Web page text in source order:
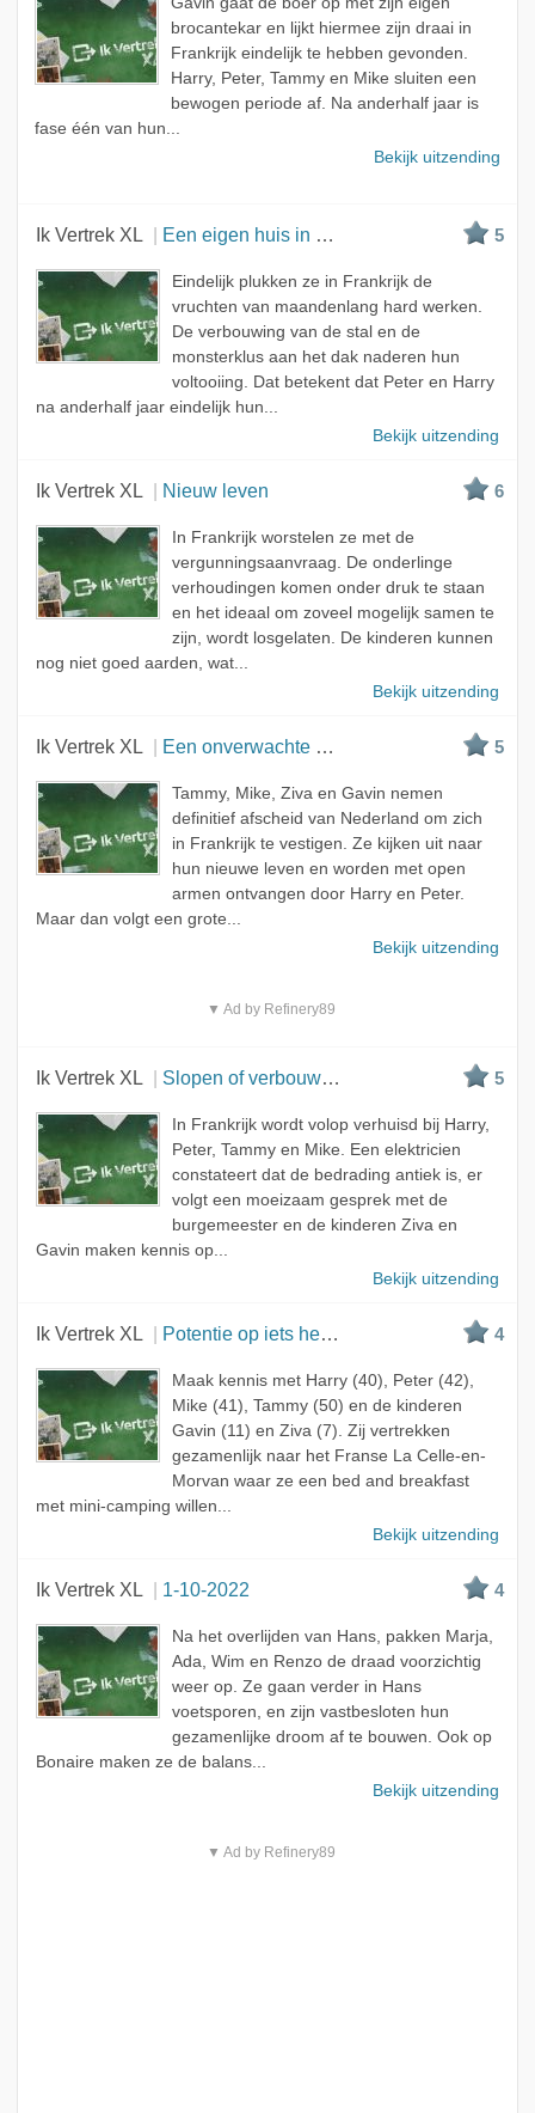
brocantekar en lijkt hiermee zijn draai in
Frankrijk eindelijk te hebben gevonden.
Harry, Peter, Tammy en Mike sluiten een
bewogen periode af. Na anderhalf jaar is
fase één van hun...
Bekijk uitzending
Ik Vertrek XL Een eigen huis in de stal 5
Eindelijk plukken ze in Frankrijk de
vruchten van maandenlang hard werken.
De verbouwing van de stal en de
monsterklus aan het dak naderen hun
voltooiing. Dat betekent dat Peter en Harry
na anderhalf jaar eindelijk hun...
Bekijk uitzending
Ik Vertrek XL Nieuw leven 6
In Frankrijk worstelen ze met de
vergunningsaanvraag. De onderlinge
verhoudingen komen onder druk te staan
en het ideaal om zoveel mogelijk samen te
zijn, wordt losgelaten. De kinderen kunnen
nog niet goed aarden, wat...
Bekijk uitzending
Ik Vertrek XL Een onverwachte wending 5
Tammy, Mike, Ziva en Gavin nemen
definitief afscheid van Nederland om zich
in Frankrijk te vestigen. Ze kijken uit naar
hun nieuwe leven en worden met open
armen ontvangen door Harry en Peter.
Maar dan volgt een grote...
Bekijk uitzending
▼ Ad by Refinery89
Ik Vertrek XL Slopen of verbouwen? 5
In Frankrijk wordt volop verhuisd bij Harry,
Peter, Tammy en Mike. Een elektricien
constateert dat de bedrading antiek is, er
volgt een moeizaam gesprek met de
burgemeester en de kinderen Ziva en
Gavin maken kennis op...
Bekijk uitzending
Ik Vertrek XL Potentie op iets heel moois 4
Maak kennis met Harry (40), Peter (42),
Mike (41), Tammy (50) en de kinderen
Gavin (11) en Ziva (7). Zij vertrekken
gezamenlijk naar het Franse La Celle-en-
Morvan waar ze een bed and breakfast
met mini-camping willen...
Bekijk uitzending
Ik Vertrek XL 1-10-2022 4
Na het overlijden van Hans, pakken Marja,
Ada, Wim en Renzo de draad voorzichtig
weer op. Ze gaan verder in Hans
voetsporen, en zijn vastbesloten hun
gezamenlijke droom af te bouwen. Ook op
Bonaire maken ze de balans...
Bekijk uitzending
▼ Ad by Refinery89